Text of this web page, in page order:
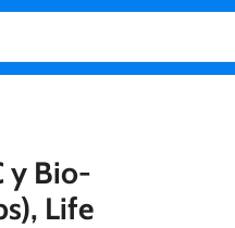
y Bio-
Life